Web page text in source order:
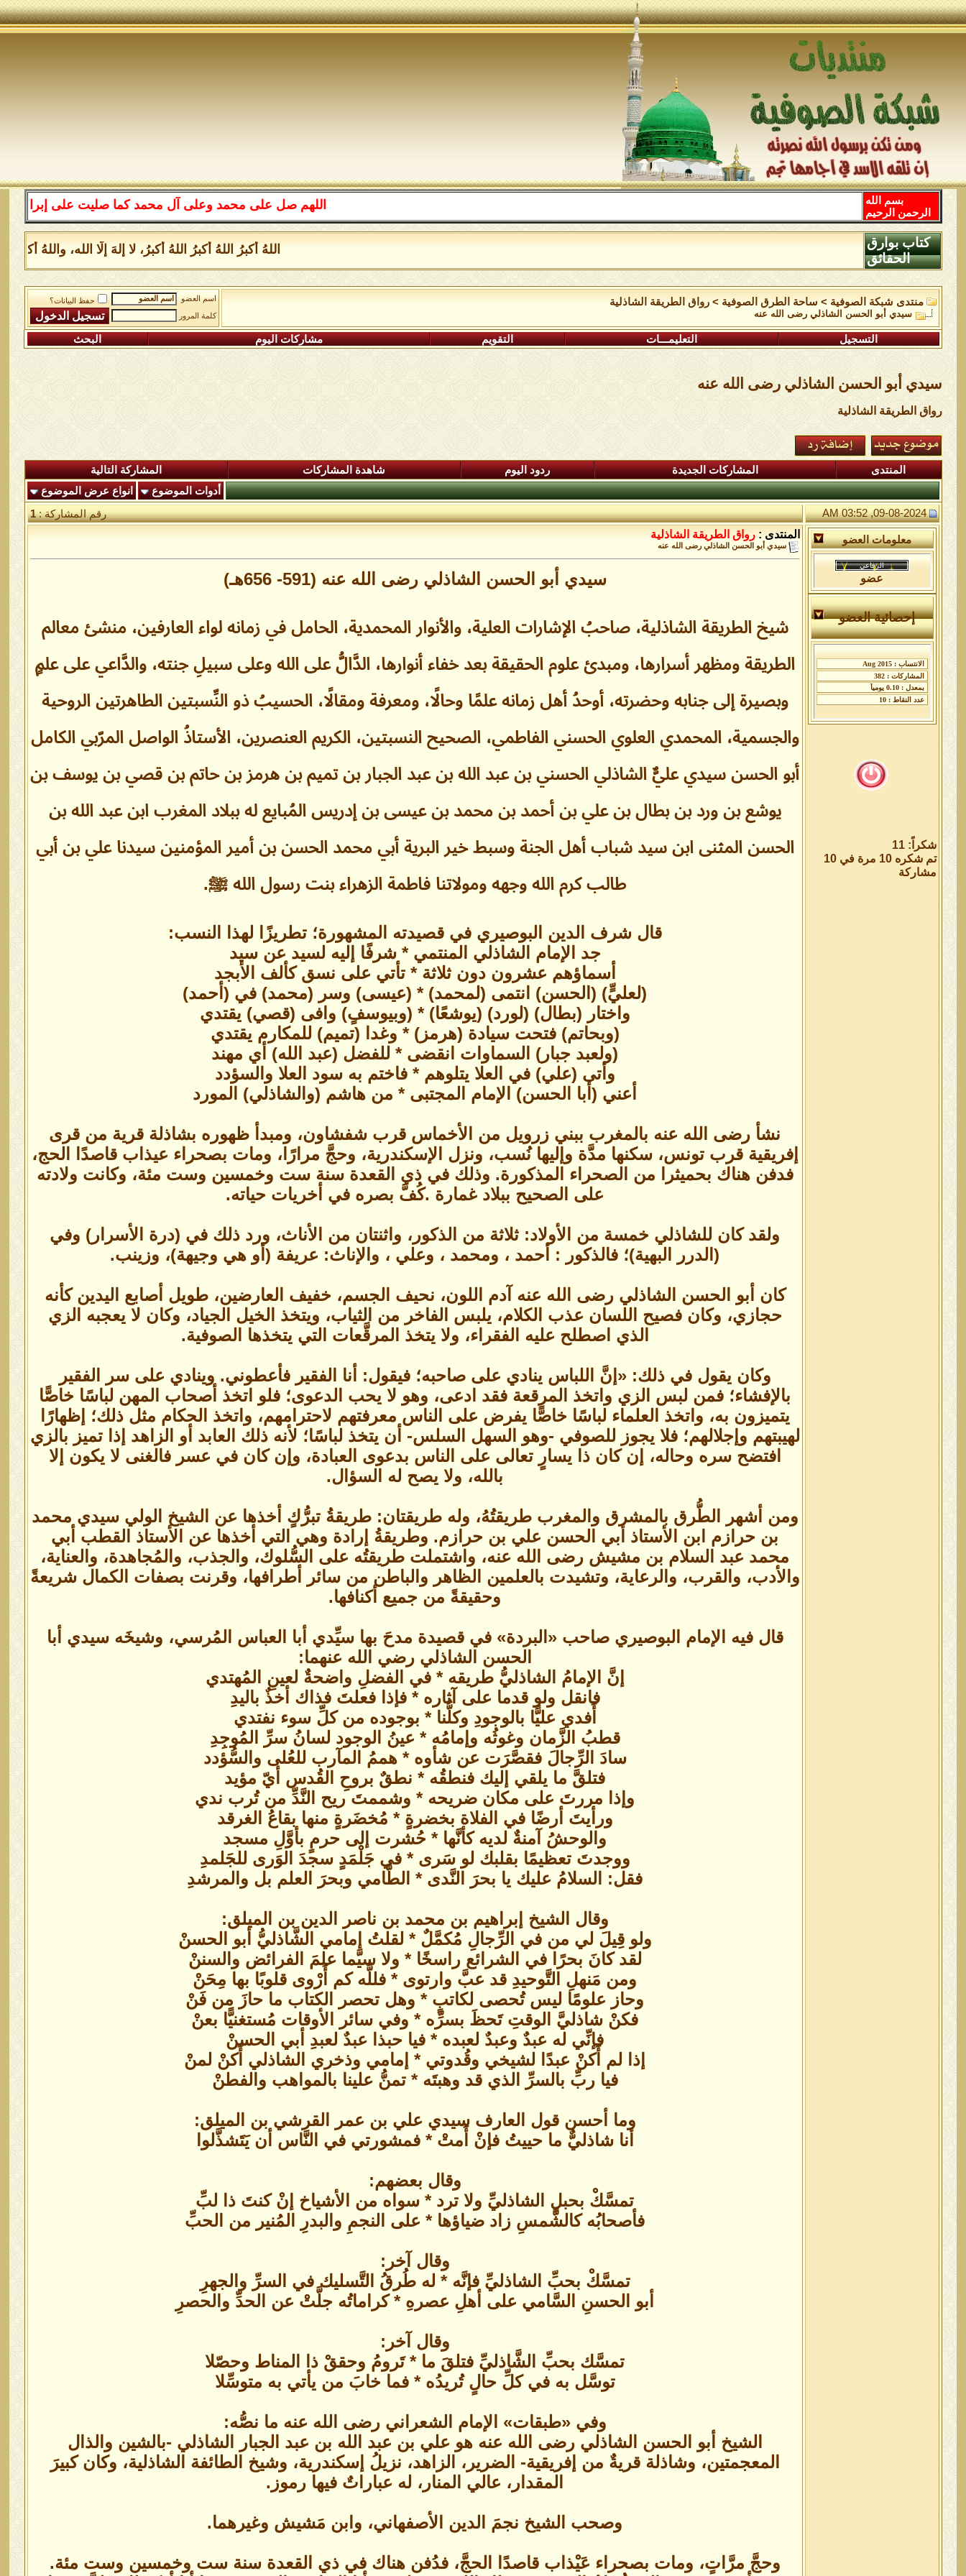
اللهم صل على محمد وعلى آل محمد كما صليت على إبراهيم وعلى آل
بسم الله
الرحمن الرحيم
اللهُ أكبرُ اللهُ أكبرُ اللهُ أكبرُ، لا إلهَ إلَّا الله، واللهُ أكبر
كتاب بوارق
الحقائق
منتدى شبكة الصوفية > ساحة الطرق الصوفية >رواق الطريقة الشاذلية
سيدي أبو الحسن الشاذلي رضى الله عنه
اسم العضو
حفظ البيانات؟
كلمة المرور
التسجيل التعليمـــات التقويم مشاركات اليوم البحث
سيدي أبو الحسن الشاذلي رضى الله عنه
رواق الطريقة الشاذلية
المنتدى المشاركات الجديدة ردود اليوم شاهدة المشاركات
المشاركة التالية
أدوات الموضوع
انواع عرض الموضوع
09-08-2024, 03:52 AM
رقم المشاركة :1
معلومات العضو
عضو
إحصائية العضو
شكراً: 11
تم شكره 10 مرة في 10
مشاركة
المنتدى : رواق الطريقة الشاذلية
سيدي أبو الحسن الشاذلي رضى الله عنه
سيدي أبو الحسن الشاذلي رضى الله عنه (591- 656هـ)
شيخ الطريقة الشاذلية، صاحبُ الإشارات العلية، والأنوار المحمدية، الحامل في زمانه لواء العارفين، منشئ معالم
الطريقة ومظهر أسرارها، ومبدئ علوم الحقيقة بعد خفاء أنوارها، الدَّالُّ على الله وعلى سبيلِ جنته، والدَّاعي على علمٍ
وبصيرة إلى جنابه وحضرته، أوحدُ أهل زمانه علمًا وحالًا، ومعرفة ومقالًا، الحسيبُ ذو النِّسبتين الطاهرتين الروحية
والجسمية، المحمدي العلوي الحسني الفاطمي، الصحيح النسبتين، الكريم العنصرين، الأستاذُ الواصل المرّبي الكامل
أبو الحسن سيدي عليٌّ الشاذلي الحسني بن عبد الله بن عبد الجبار بن تميم بن هرمز بن حاتم بن قصي بن يوسف بن
يوشع بن ورد بن بطال بن علي بن أحمد بن محمد بن عيسى بن إدريس المُبايع له ببلاد المغرب ابن عبد الله بن
الحسن المثنى ابن سيد شباب أهل الجنة وسبط خير البرية أبي محمد الحسن بن أمير المؤمنين سيدنا علي بن أبي
طالب كرم الله وجهه ومولاتنا فاطمة الزهراء بنت رسول الله ﷺ.
قال شرف الدين البوصيري في قصيدته المشهورة؛ تطريزًا لهذا النسب:
جد الإمام الشاذلي المنتمي * شرفًا إليه لسيد عن سيد
أسماؤهم عشرون دون ثلاثة * تأتي على نسق كألف الأبجد
(لعليٍّ) (الحسن) انتمى (لمحمد) * (عيسى) وسر (محمد) في (أحمد)
واختار (بطال) (لورد) (يوشعًا) * (وبيوسفٍ) وافى (قصي) يقتدي
(وبحاتم) فتحت سيادة (هرمز) * وغدا (تميم) للمكارم يقتدي
(ولعبد جبار) السماوات انقضى * للفضل (عبد الله) أي مهند
وأتى (علي) في العلا يتلوهم * فاختم به سود العلا والسؤدد
أعني (أبا الحسن) الإمام المجتبى * من هاشم (والشاذلي) المورد
نشأ رضى الله عنه بالمغرب ببني زرويل من الأخماس قرب شفشاون، ومبدأ ظهوره بشاذلة قرية من قرى
إفريقية قرب تونس، سكنها مدَّة وإليها نُسب، ونزل الإسكندرية، وحجَّ مرارًا، ومات بصحراء عيذاب قاصدًا الحج،
فدفن هناك بحميثرا من الصحراء المذكورة. وذلك في ذي القعدة سنة ست وخمسين وست مئة، وكانت ولادته
على الصحيح ببلاد غمارة .كُفَّ بصره في أخريات حياته.
ولقد كان للشاذلي خمسة من الأولاد: ثلاثة من الذكور، واثنتان من الأناث، ورد ذلك في (درة الأسرار) وفي
(الدرر البهية)؛ فالذكور : أحمد ، ومحمد ، وعلي ، والإناث: عريفة (أو هي وجيهة)، وزينب.
كان أبو الحسن الشاذلي رضى الله عنه آدم اللون، نحيف الجسم، خفيف العارضين، طويل أصابع اليدين كأنه
حجازي، وكان فصيح اللسان عذب الكلام، يلبس الفاخر من الثياب، ويتخذ الخيل الجياد، وكان لا يعجبه الزي
الذي اصطلح عليه الفقراء، ولا يتخذ المرقَّعات التي يتخذها الصوفية.
وكان يقول في ذلك: «إنَّ اللباس ينادي على صاحبه؛ فيقول: أنا الفقير فأعطوني. وينادي على سر الفقير
بالإفشاء؛ فمن لبس الزي واتخذ المرقعة فقد ادعى، وهو لا يحب الدعوى؛ فلو اتخذ أصحاب المهن لباسًا خاصًّا
يتميزون به، واتخذ العلماء لباسًا خاصًّا يفرض على الناس معرفتهم لاحترامهم، واتخذ الحكام مثل ذلك؛ إظهارًا
لهيبتهم وإجلالهم؛ فلا يجوز للصوفي -وهو السهل السلس- أن يتخذ لباسًا؛ لأنه ذلك العابد أو الزاهد إذا تميز بالزي
افتضح سره وحاله، إن كان ذا يسارٍ تعالى على الناس بدعوى العبادة، وإن كان في عسر فالغنى لا يكون إلا
بالله، ولا يصح له السؤال.
ومن أشهر الطُّرق بالمشرق والمغرب طريقتُهُ، وله طريقتان: طريقةُ تبرُّكٍ أخذها عن الشيخ الولي سيدي محمد
بن حرازم ابن الأستاذ أبي الحسن علي بن حرازم. وطريقةُ إرادة وهي التي أخذها عن الأستاذ القطب أبي
محمد عبد السلام بن مشيش رضى الله عنه، واشتملت طريقتُه على السُّلوك، والجذب، والمُجاهدة، والعناية،
والأدب، والقرب، والرعاية، وتشيدت بالعلمين الظاهر والباطن من سائر أطرافها، وقرنت بصفات الكمال شريعةً
وحقيقةً من جميع أكنافها.
قال فيه الإمام البوصيري صاحب «البردة» في قصيدة مدحَ بها سيِّدي أبا العباس المُرسي، وشيخَه سيدي أبا
الحسن الشاذلي رضي الله عنهما:
إنَّ الإمامُ الشاذليُّ طريقه * في الفضلِ واضحةٌ لعينِ المُهتدي
فانقل ولو قدما على آثاره * فإذا فعلتَ فذاك أخذٌ باليدِ
أَفدي عليًّا بالوجودِ وكلُّنا * بوجوده من كلِّ سوء نفتدي
قطبُ الزَّمان وغوثُه وإمامُه * عينُ الوجود لسانُ سرِّ المُوجِدِ
سادَ الرِّجالَ فقصَّرَت عن شأوه * هممُ المآرب للعُلى والسُّؤدد
فتلقَّ ما يلقي إليك فنطقُه * نطقٌ بروحِ القُدس أيّ مؤيد
وإذا مررتَ على مكان ضريحه * وشممتَ ريح النَّدِّ من تُرب ندي
ورأيتَ أرضًا في الفلاة بخضرةٍ * مُخضَرةٍ منها بقاعُ الغرقد
والوحشُ آمنةٌ لديه كأنَّها * حُشرت إلى حرمٍ بأوَّلِ مسجد
ووجدتَ تعظيمًا بقلبك لو سَرى * في جَلْمَدٍ سجدَ الوَرى للجَلمدِ
فقل: السلامُ عليك يا بحرَ النَّدى * الطَّامي وبحرَ العلم بل والمرشدِ
وقال الشيخ إبراهيم بن محمد بن ناصر الدين بن الميلق:
ولو قِيلَ لي من في الرِّجالِ مُكمَّلٌ * لقلتُ إمامي الشَّاذليُّ أبو الحسنْ
لقد كانَ بحرًا في الشرائع راسخًا * ولا سيَّما علمَ الفرائض والسننْ
ومن مَنهلِ التَّوحيدِ قد عبَّ وارتوى * فللَّه كم أَرْوى قلوبًا بها مِحَنْ
وحاز علومًا ليس تُحصى لكاتبٍ * وهل تحصر الكتاب ما حازَ من فَنْ
فكنْ شاذليَّ الوقتِ تَحظَ بسرِّه * وفي سائر الأوقات مُستغنيًّا بعنْ
فإنِّي له عبدٌ وعبدٌ لعبده * فيا حبذا عبدٌ لعبدِ أبي الحسنْ
إذا لم أَكنْ عبدًا لشيخي وقُدوتي * إمامي وذخري الشاذلي أَكنْ لمنْ
فيا ربِّ بالسرِّ الذي قد وهبتَه * تمنُّ علينا بالمواهب والفطنْ
وما أحسن قول العارف سيدي علي بن عمر القرشي بن الميلق:
أنا شاذليٌّ ما حييتُ فإنْ أَمتْ * فمشورتي في النَّاس أن يَتَشذَّلوا
وقال بعضهم:
تمسَّكْ بحبلِ الشاذليِّ ولا ترد * سواه من الأشياخ إنْ كنتَ ذا لبِّ
فأصحابُه كالشَّمسِ زاد ضياؤها * على النجمِ والبدرِ المُنير من الحبِّ
وقال آخر:
تمسَّكْ بحبِّ الشاذليِّ فإنَّه * له طُرقُ التَّسليك في السرِّ والجهرِ
أبو الحسنِ السَّامي على أهلِ عصرهِ * كراماتُه جلَّتْ عن الحدِّ والحصرِ
وقال آخر:
تمسَّك بحبِّ الشَّاذليِّ فتلقَ ما * تَرومُ وحققْ ذا المناط وحصّلا
توسَّل به في كلِّ حالٍ تُريدُه * فما خابَ من يأتي به متوسِّلا
وفي «طبقات» الإمام الشعراني رضى الله عنه ما نصُّه:
الشيخ أبو الحسن الشاذلي رضى الله عنه هو علي بن عبد الله بن عبد الجبار الشاذلي -بالشين والذال
المعجمتين، وشاذلة قريةٌ من إفريقية- الضرير، الزاهد، نزيلُ إسكندرية، وشيخ الطائفة الشاذلية، وكان كبيرَ
المقدار، عالي المنار، له عباراتٌ فيها رموز.
وصحب الشيخ نجمَ الدين الأصفهاني، وابن مَشيش وغيرهما.
وحجَّ مرَّاتٍ، ومات بصحراء عَيْذاب قاصدًا الحجَّ، فدُفن هناك في ذي القعدة سنة ست وخمسين وست مئة.